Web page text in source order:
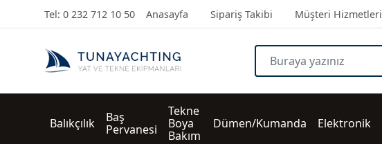
Tel: 0 232 712 10 50 Anasayfa Sipariş Takibi Müşteri Hizmetleri
Balıkçılık
Baş
Pervanesi
Tekne
Boya
Bakım
Dümen/Kumanda Elektronik